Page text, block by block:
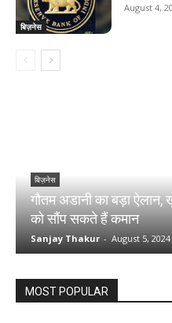
बिज़नेस
August 4,
बिज़नेस
गौतम अडानी का बड़ा ऐलान,
को सौंप सकते हैं कमान
Sanjay Thakur - August 5, 2024
MOST POPULAR